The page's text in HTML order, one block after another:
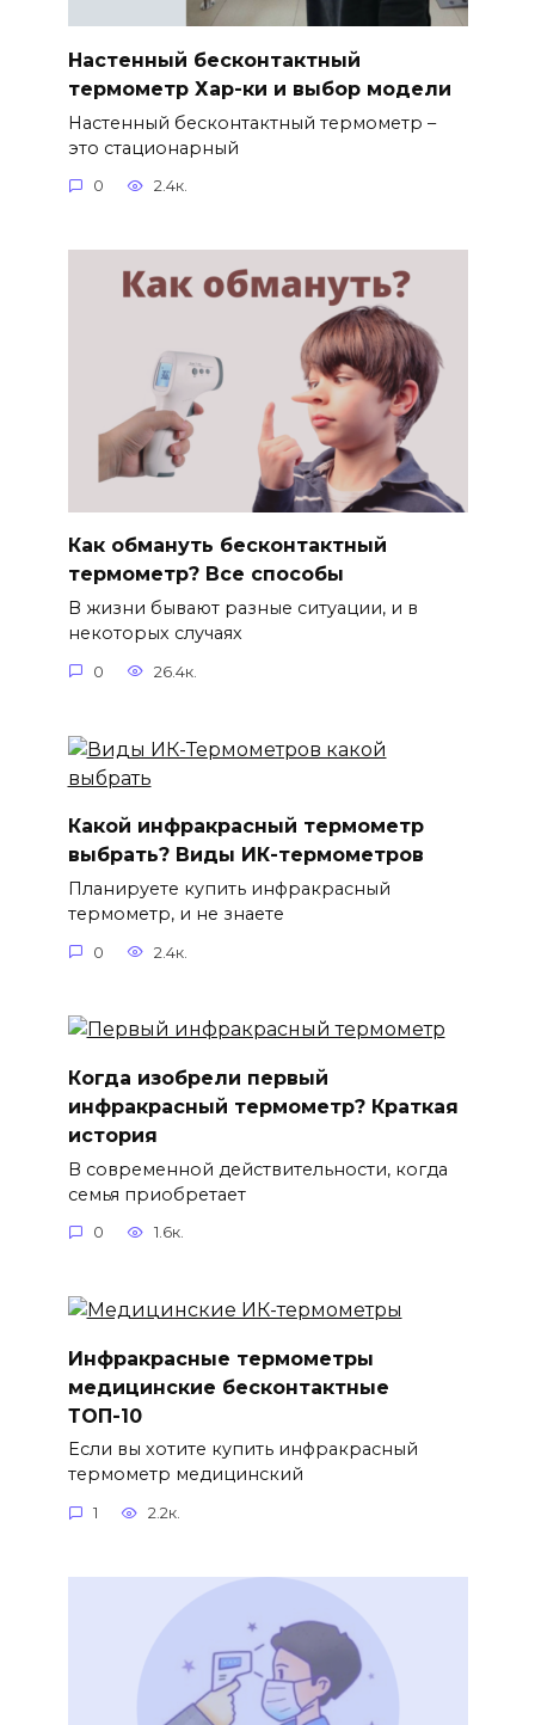
Настенный бесконтактный
термометр Хар-ки и выбор модели
Настенный бесконтактный термометр –
это стационарный
0 2.4к.
Как обмануть бесконтактный
термометр? Все способы
В жизни бывают разные ситуации, и в
некоторых случаях
0 26.4к.
Какой инфракрасный термометр
выбрать? Виды ИК-термометров
Планируете купить инфракрасный
термометр, и не знаете
0 2.4к.
Когда изобрели первый
инфракрасный термометр? Краткая
история
В современной действительности, когда
семья приобретает
0 1.6к.
Инфракрасные термометры
медицинские бесконтактные
ТОП-10
Если вы хотите купить инфракрасный
термометр медицинский
1 2.2к.